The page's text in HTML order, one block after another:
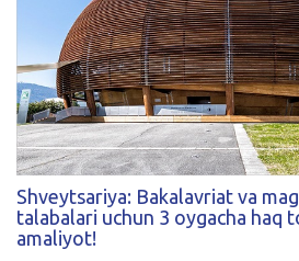
Yana
Qidirish
Kirish
Shveytsariya: Bakalavriat va
talabalari uchun 3 oygacha haq
amaliyot!